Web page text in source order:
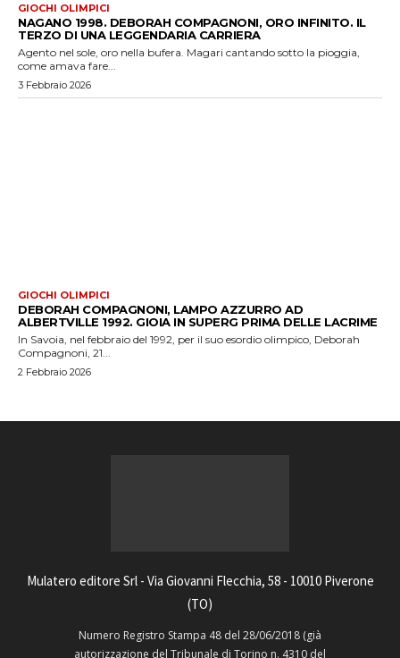
GIOCHI OLIMPICI
NAGANO 1998. DEBORAH COMPAGNONI, ORO INFINITO. IL
TERZO DI UNA LEGGENDARIA CARRIERA
Agento nel sole, oro nella bufera. Magari cantando sotto la pioggia,
come amava fare...
3 Febbraio 2026
GIOCHI OLIMPICI
DEBORAH COMPAGNONI, LAMPO AZZURRO AD
ALBERTVILLE 1992. GIOIA IN SUPERG PRIMA DELLE LACRIME
In Savoia, nel febbraio del 1992, per il suo esordio olimpico, Deborah
Compagnoni, 21...
2 Febbraio 2026
Mulatero editore Srl - Via Giovanni Flecchia, 58 - 10010 Piverone
(TO)
Numero Registro Stampa 48 del 28/06/2018 (già
autorizzazione del Tribunale di Torino n. 4310 del